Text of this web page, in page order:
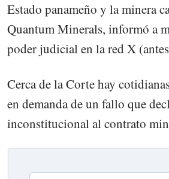
Estado panameño y la minera
Quantum Minerals, informó a
poder judicial en la red X
Cerca de la Corte hay
en demanda de un fallo que
inconstitucional al contrato